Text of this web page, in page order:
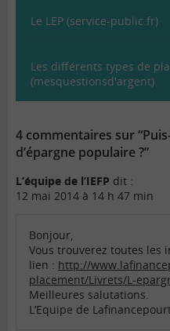
Le LEP (service-public.fr)
Les différents types de
(mesquestionsd'argent)
4 commentaires sur
d’épargne populaire ?”
L’équipe de l’IEFP dit :
12 mai 2014 à 14 h 47 min
Bonjour,
Vous trouverez toutes les
lien : http://
placement/Livrets/L-
Meilleures salutations.
L’Equipe de